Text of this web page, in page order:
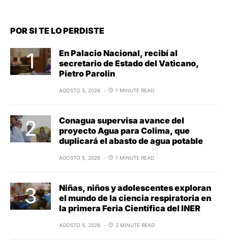
POR SI TE LO PERDISTE
En Palacio Nacional, recibí al
secretario de Estado del Vaticano,
Pietro Parolin
AGOSTO 5, 2026 1 MINUTE READ
Conagua supervisa avance del
proyecto Agua para Colima, que
duplicará el abasto de agua potable
AGOSTO 5, 2026 1 MINUTE READ
Niñas, niños y adolescentes exploran
el mundo de la ciencia respiratoria en
la primera Feria Científica del INER
AGOSTO 5, 2026 2 MINUTE READ